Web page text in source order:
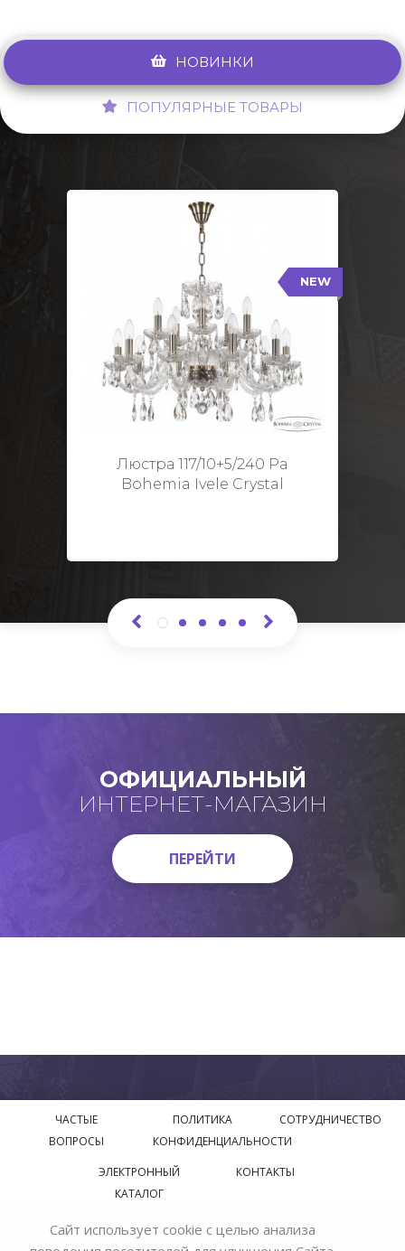
НОВИНКИ
ПОПУЛЯРНЫЕ ТОВАРЫ
NEW
Люстра 117/10+5/240 Pa
Bohemia Ivele Crystal
117/10+5/240 Pa
Тип: Стеклянный рожок
Цвет арматуры: Патина/
Кол-во ламп: 15
Диаметр: 70 см
ОФИЦИАЛЬНЫЙ
ИНТЕРНЕТ-МАГАЗИН
ПЕРЕЙТИ
ПЕРЕЙТИ
ЧАСТЫЕ
ВОПРОСЫ
ПОЛИТИКА
КОНФИДЕНЦИАЛЬНОСТИ
СОТРУДНИЧЕСТВО
ЭЛЕКТРОННЫЙ
КАТАЛОГ
КОНТАКТЫ
© 2018—2026 Официальный сайт завода производителя
Сайт использует cookie с целью анализа